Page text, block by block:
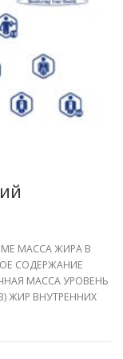
МАССА ЖИРА В
СОДЕРЖАНИЕ
МАССА УРОВЕНЬ
ЖИР ВНУТРЕННИХ